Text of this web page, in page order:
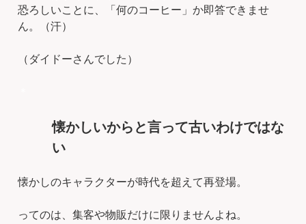
恐ろしいことに、「何のコーヒー」か即答できませ
ん。（汗）
（ダイドーさんでした）
懐かしいからと言って古いわけではな
い
懐かしのキャラクターが時代を超えて再登場。
ってのは、集客や物販だけに限りませんよね。